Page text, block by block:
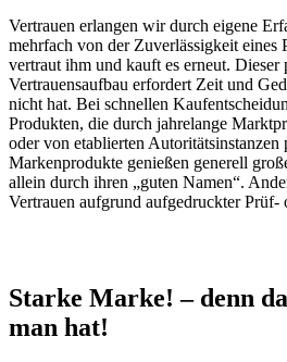
Vertrauen erlangen wir durch eigene
mehrfach von der Zuverlässigkeit eines
vertraut ihm und kauft es erneut. Dieser
Vertrauensaufbau erfordert Zeit und
nicht hat. Bei schnellen
Produkten, die durch jahrelange
oder von etablierten
Markenprodukte genießen generell
allein durch ihren „guten Namen“.
Vertrauen aufgrund aufgedruckter Prüf-
Starke Marke! – denn
man hat!